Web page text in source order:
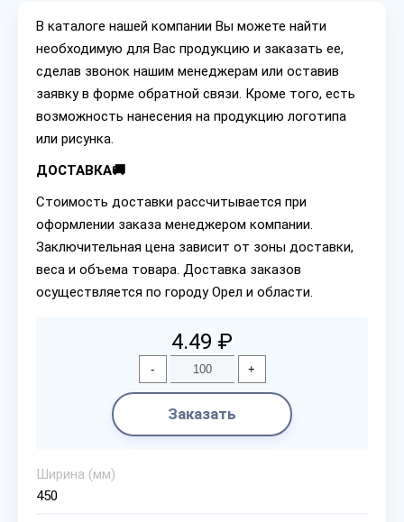
В каталоге нашей компании Вы можете найти
необходимую для Вас продукцию и заказать ее,
сделав звонок нашим менеджерам или оставив
заявку в форме обратной связи. Кроме того, есть
возможность нанесения на продукцию логотипа
или рисунка.
ДОСТАВКА🚚
Стоимость доставки рассчитывается при
оформлении заказа менеджером компании.
Заключительная цена зависит от зоны доставки,
веса и объема товара. Доставка заказов
осуществляется по городу Орел и области.
4.49 ₽
- +
Заказать
Ширина (мм)
450